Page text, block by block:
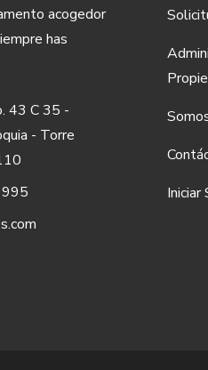
acogedor
has
43 C 35 -
- Torre
Iniciar